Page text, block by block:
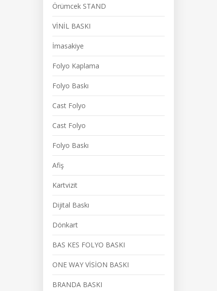
Örümcek STAND
VİNİL BASKI
İmasakiye
Folyo Kaplama
Folyo Baskı
Cast Folyo
Cast Folyo
Folyo Baskı
Afiş
Kartvizit
Dijital Baskı
Dönkart
BAS KES FOLYO BASKI
ONE WAY VİSİON BASKI
BRANDA BASKI